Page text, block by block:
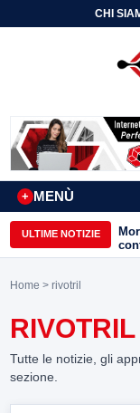
CHI
MENÙ
+
ULTIME NOTIZIE
Home > rivotril
RIVOTRIL
Tutte le notizie, gli
sezione.